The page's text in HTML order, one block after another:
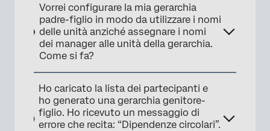
Vorrei configurare la mia gerarchia
padre-figlio in modo da utilizzare i nomi
delle unità anziché assegnare i nomi
dei manager alle unità della gerarchia.
Come si fa?
Ho caricato la lista dei partecipanti e
ho generato una gerarchia genitore-
figlio. Ho ricevuto un messaggio di
errore che recita: “Dipendenze circolari”.